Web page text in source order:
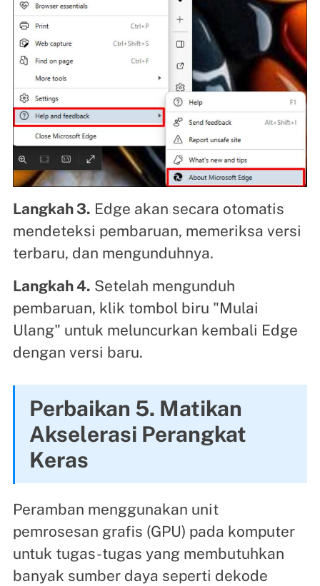
Langkah 3. Edge akan secara otomatis
mendeteksi pembaruan, memeriksa versi
terbaru, dan mengunduhnya.
Langkah 4. Setelah mengunduh
pembaruan, klik tombol biru "Mulai
Ulang" untuk meluncurkan kembali Edge
dengan versi baru.
Perbaikan 5. Matikan
Akselerasi Perangkat
Keras
Peramban menggunakan unit
pemrosesan grafis (GPU) pada komputer
untuk tugas-tugas yang membutuhkan
banyak sumber daya seperti dekode